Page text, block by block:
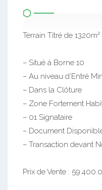
Terrain Titré de
– Situé à Borne 10
– Au niveau d’Entré
– Dans la Clôture
– Zone Fortement
– 01 Signataire
– Document
– Transaction devant
Prix de Vente :